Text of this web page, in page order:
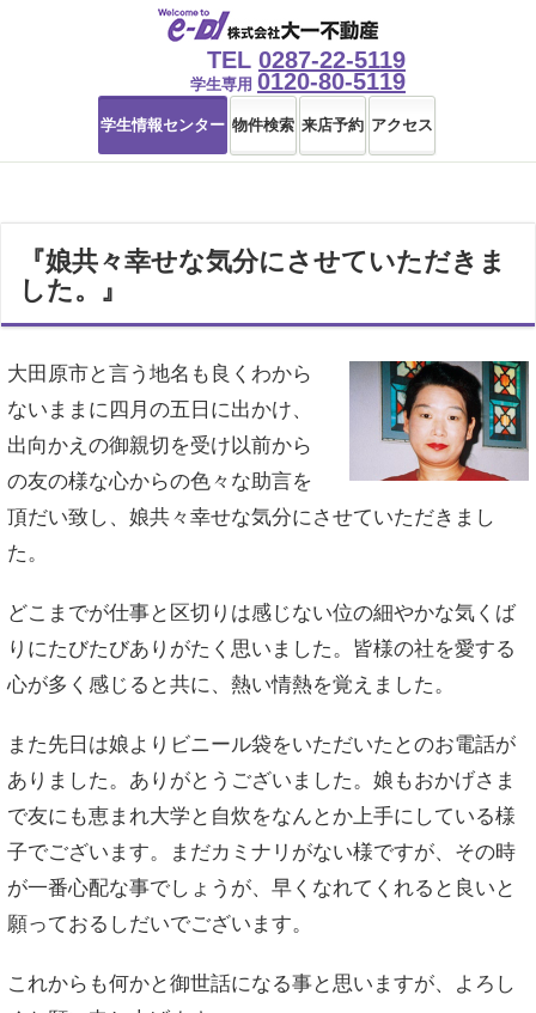
TEL 0287-22-5119
学生専用 0120-80-5119
学生情報センター 物件検索 来店予約 アクセス
『娘共々幸せな気分にさせていただきま
した。』
大田原市と言う地名も良くわから
ないままに四月の五日に出かけ、
出向かえの御親切を受け以前から
の友の様な心からの色々な助言を
頂だい致し、娘共々幸せな気分にさせていただきまし
た。
どこまでが仕事と区切りは感じない位の細やかな気くば
りにたびたびありがたく思いました。皆様の社を愛する
心が多く感じると共に、熱い情熱を覚えました。
また先日は娘よりビニール袋をいただいたとのお電話が
ありました。ありがとうございました。娘もおかげさま
で友にも恵まれ大学と自炊をなんとか上手にしている様
子でございます。まだカミナリがない様ですが、その時
が一番心配な事でしょうが、早くなれてくれると良いと
願っておるしだいでございます。
これからも何かと御世話になる事と思いますが、よろし